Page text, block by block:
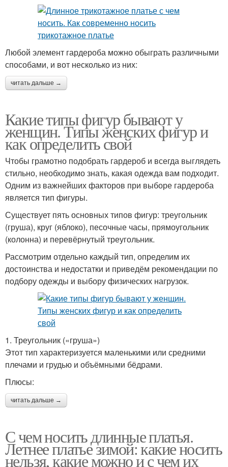
Любой элемент гардероба можно обыграть различными
способами, и вот несколько из них:
читать дальше →
Какие типы фигур бывают у
женщин. Типы женских фигур и
как определить свой
Чтобы грамотно подобрать гардероб и всегда выглядеть
стильно, необходимо знать, какая одежда вам подходит.
Одним из важнейших факторов при выборе гардероба
является тип фигуры.
Существует пять основных типов фигур: треугольник
(груша), круг (яблоко), песочные часы, прямоугольник
(колонна) и перевёрнутый треугольник.
Рассмотрим отдельно каждый тип, определим их
достоинства и недостатки и приведём рекомендации по
подбору одежды и выбору физических нагрузок.
1. Треугольник («груша»)
Этот тип характеризуется маленькими или средними
плечами и грудью и объёмными бёдрами.
Плюсы:
читать дальше →
С чем носить длинные платья.
Летнее платье зимой: какие носить
нельзя, какие можно и с чем их